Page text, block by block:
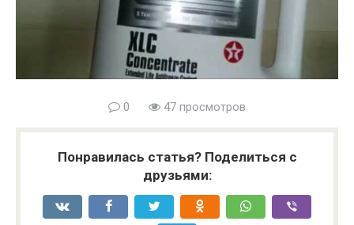
0 47 просмотров
Понравилась статья? Поделиться с
друзьями: